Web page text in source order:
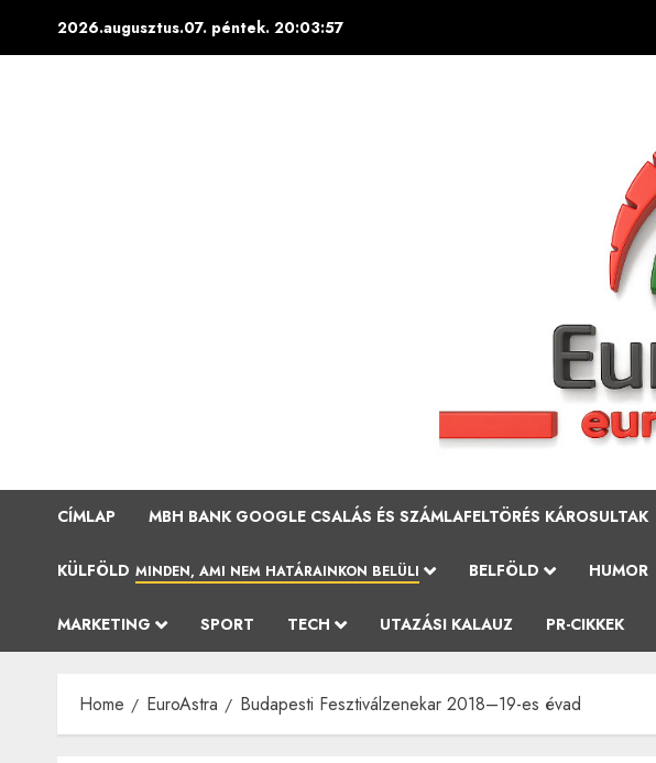
2026.augusztus.07. péntek. 20:03:58
CÍMLAP MBH BANK GOOGLE CSALÁS ÉS SZÁMLAFELTÖRÉS KÁROSULTAK
KÜLFÖLD MINDEN, AMI NEM HATÁRAINKON BELÜLI BELFÖLD HUMOR
MARKETING SPORT TECH UTAZÁSI KALAUZ PR-CIKKEK
Home EuroAstra Budapesti Fesztiválzenekar 2018–19-es évad